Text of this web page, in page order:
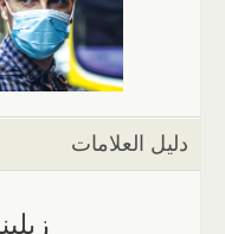
دليل العلامات